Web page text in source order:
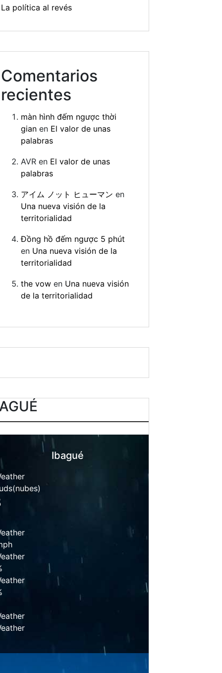
La política al revés
Comentarios
recientes
màn hình đếm ngược thời
gian en El valor de unas
palabras
AVR en El valor de unas
palabras
アイム ノット ヒューマン en
Una nueva visión de la
territorialidad
Đồng hồ đếm ngược 5 phút
en Una nueva visión de la
territorialidad
the vow en Una nueva visión
de la territorialidad
Ibagué
(nubes)